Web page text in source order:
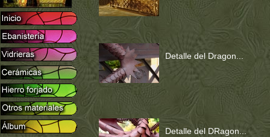
Detalle del Dragon...
Detalle del DRagon...